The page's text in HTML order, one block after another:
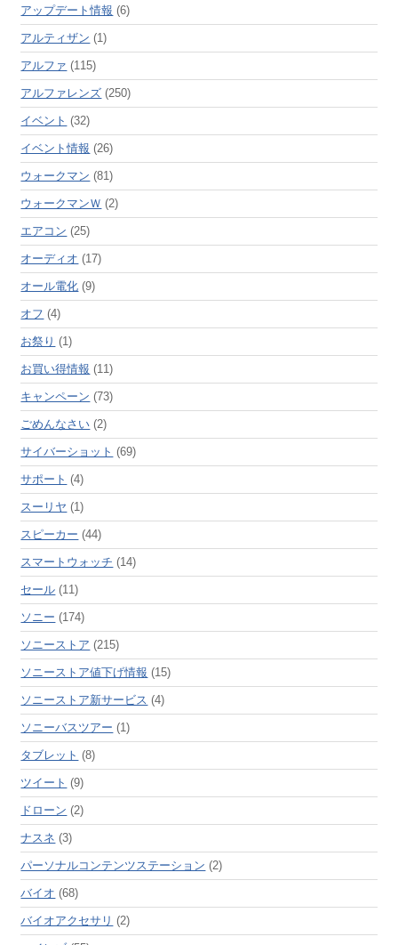
アップデート情報 (6)
アルティザン (1)
アルファ (115)
アルファレンズ (250)
イベント (32)
イベント情報 (26)
ウォークマン (81)
ウォークマンＷ (2)
エアコン (25)
オーディオ (17)
オール電化 (9)
オフ (4)
お祭り (1)
お買い得情報 (11)
キャンペーン (73)
ごめんなさい (2)
サイバーショット (69)
サポート (4)
スーリヤ (1)
スピーカー (44)
スマートウォッチ (14)
セール (11)
ソニー (174)
ソニーストア (215)
ソニーストア値下げ情報 (15)
ソニーストア新サービス (4)
ソニーバスツアー (1)
タブレット (8)
ツイート (9)
ドローン (2)
ナスネ (3)
パーソナルコンテンツステーション (2)
バイオ (68)
バイオアクセサリ (2)